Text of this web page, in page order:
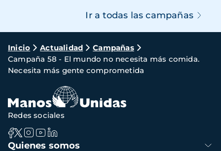
Ir a todas las campañas
Ruta
de
navegación
Inicio Actualidad
Campañas
Campaña 58 - El mundo no necesita más comida.
Necesita más gente comprometida
Navegación
Quienes somos
Redes sociales